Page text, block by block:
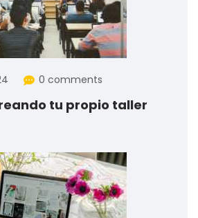
0 comments
tu propio taller